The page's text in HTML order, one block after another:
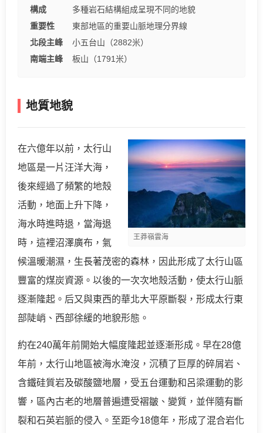
構成
多種岩石結構組成呈現不同的地貌
重要性
東部地區的重要山脈地理分界線
北段主峰
小五台山（2882米）
南端主峰
板山（1791米）
地質地貌
王莽嶺雲海
在六億年以前，太行山
地區是一片汪洋大海，
後來經過了頻繁的地殼
活動，地面上升下降，
海水時進時退，當海退
時，這裡沼澤廣布，氣
候溫暖潮濕，生長著茂密的森林，因此形成了太行山區
豐富的煤炭資源。以後的一次次地殼活動，使太行山脈
逐漸隆起。后又與東西的華北大平原斷裂，形成太行東
部陡峭、西部徐緩的地貌形態。
約在240萬年前開始大幅度隆起並逐漸形成。早在28億
年前，太行山地區被海水淹沒，沉積了巨厚的碎屑岩、
含鐵硅質岩及碳酸鹽地層，受五台運動和呂梁運動的影
響，區內古老的地層普遍遭受褶皺、變質，並伴隨有斷
裂和石英岩脈的侵入。至距今18億年，形成了混合岩化